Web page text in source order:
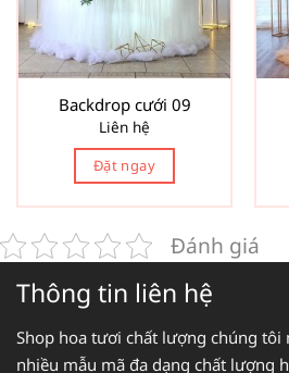
Backdrop cưới 09
Liên hệ
Đặt ngay
Đánh giá
Thông tin liên hệ
Shop hoa tươi chất lượng chúng
nhiều mẫu mã đa dạng chất lượng